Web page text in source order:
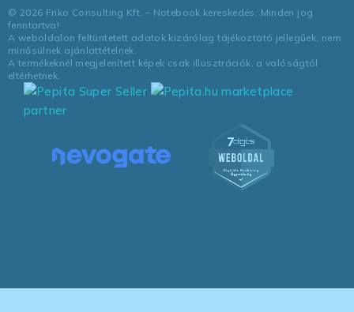
© 2026 Friko Consulting Kft. – Notebook kereskedés. Minden jog
fenntartva!
A weboldalon feltüntetett adatok kizárólag tájékoztató jellegűek, nem
minősülnek ajánlattételnek.
A termékeknél megjelenített képek csak illusztrációk, a valóságtól
eltérhetnek.
marketplace
partner